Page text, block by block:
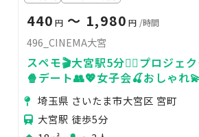
440 円 〜 1,980 円 /時間
496_CINEMA大宮
スペモ🎬大宮駅5分🚶‍♀️プロジェ
🍿デート👥💖女子会🍒おしゃれ
大宮埼玉県 さいたま市大宮区 宮町
大宮駅 徒歩5分